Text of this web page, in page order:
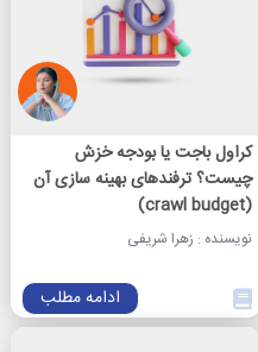
کراول باجت یا بودجه خزش
چیست؟ ترفندهای بهینه سازی آن
(crawl budget)
نویسنده : زهرا شریفی
ادامه مطلب